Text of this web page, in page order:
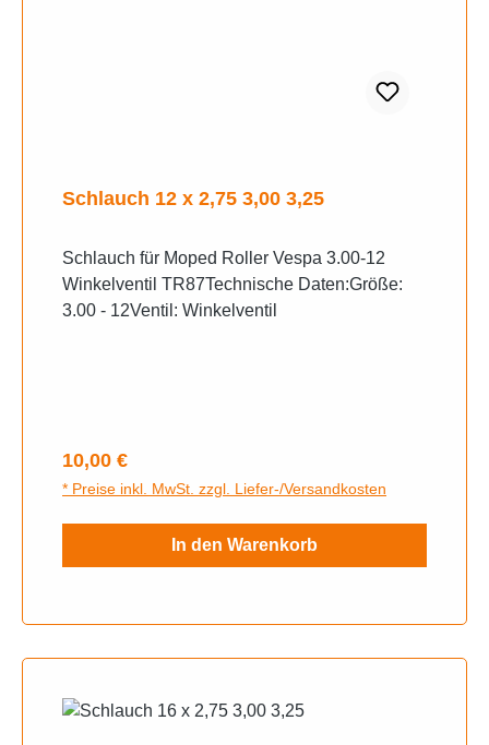
Schlauch 12 x 2,75 3,00 3,25
Schlauch für Moped Roller Vespa 3.00-12
Winkelventil TR87Technische Daten:Größe:
3.00 - 12Ventil: Winkelventil
Regulärer Preis:
10,00 €
* Preise inkl. MwSt. zzgl. Liefer-/Versandkosten
In den Warenkorb